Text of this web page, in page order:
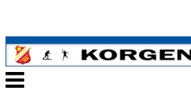
Veksle
navigasjon